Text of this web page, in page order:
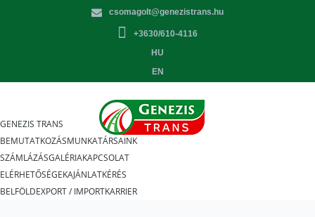
csomagolt@genezistrans.hu
+3630/610-4116
HU
EN
GENEZIS TRANS
BEMUTATKOZÁSMUNKATÁRSAINK
SZÁMLÁZÁSGALÉRIAKAPCSOLAT
ELÉRHETŐSÉGEKAJÁNLATKÉRÉS
BELFÖLDEXPORT / IMPORTKARRIER